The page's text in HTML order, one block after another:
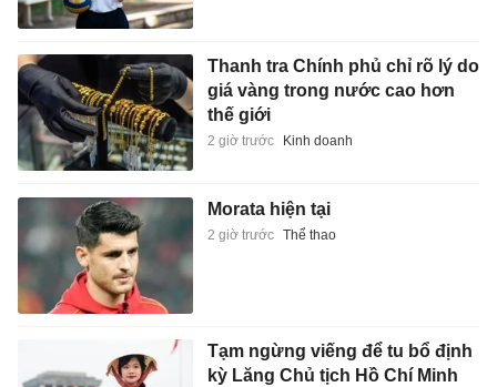
Thanh tra Chính phủ chỉ rõ lý do
giá vàng trong nước cao hơn
thế giới
2 giờ trước Kinh doanh
Morata hiện tại
2 giờ trước Thể thao
Tạm ngừng viếng để tu bổ định
kỳ Lăng Chủ tịch Hồ Chí Minh